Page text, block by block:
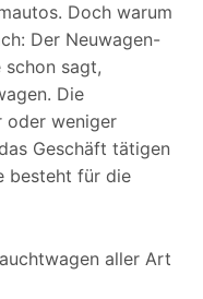
Doch warum
Der Neuwagen-
schon sagt,
Die
oder weniger
Geschäft tätigen
besteht für die
aller Art